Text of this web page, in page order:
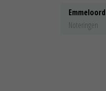
Noteringen